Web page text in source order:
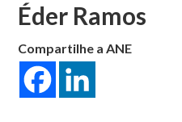
Éder Ramos
Compartilhe a ANE